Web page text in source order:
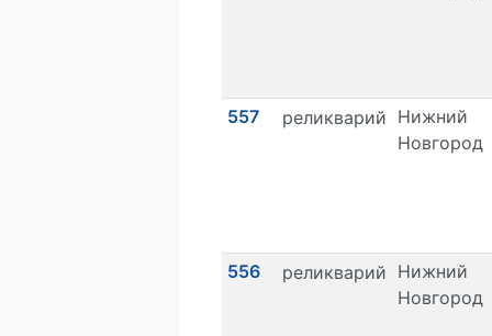
557 реликварий Нижний
Новгород
556 реликварий Нижний
Новгород